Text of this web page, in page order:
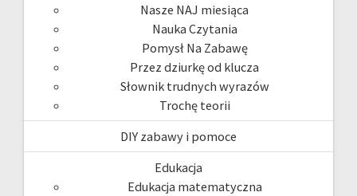
Nasze NAJ miesiąca
Nauka Czytania
Pomysł Na Zabawę
Przez dziurkę od klucza
Słownik trudnych wyrazów
Trochę teorii
DIY zabawy i pomoce
Edukacja
Edukacja matematyczna